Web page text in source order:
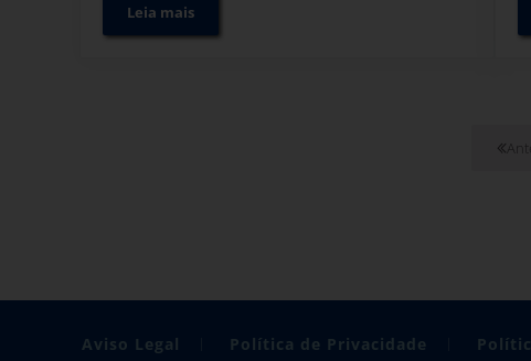
Leia maisFuncionamento do gerador de vapor limpo para a
Aviso Legal Política de Privacidade